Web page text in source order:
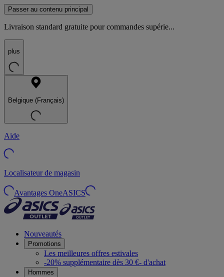
Passer au contenu principal
Livraison standard gratuite pour commandes supérie...
plus
Belgique (Français)
Aide
Localisateur de magasin
Avantages OneASICS
Nouveautés
Promotions
Les meilleures offres estivales
-20% supplémentaire dès 30 €- d'achat
Hommes